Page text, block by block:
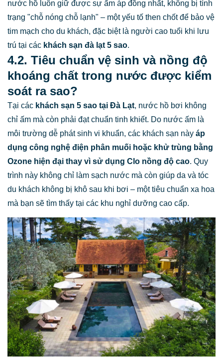
nước hồ luôn giữ được sự ấm áp đồng nhất, không bị tình
trạng "chỗ nóng chỗ lạnh" – một yếu tố then chốt để bảo vệ
tim mạch cho du khách, đặc biệt là người cao tuổi khi lưu
trú tại các khách sạn đà lạt 5 sao.
4.2. Tiêu chuẩn vệ sinh và nồng độ
khoáng chất trong nước được kiểm
soát ra sao?
Tại các khách sạn 5 sao tại Đà Lạt, nước hồ bơi không
chỉ ấm mà còn phải đạt chuẩn tinh khiết. Do nước ấm là
môi trường dễ phát sinh vi khuẩn, các khách sạn này áp
dụng công nghệ điện phân muối hoặc khử trùng bằng
Ozone hiện đại thay vì sử dụng Clo nồng độ cao. Quy
trình này không chỉ làm sạch nước mà còn giúp da và tóc
du khách không bị khô sau khi bơi – một tiêu chuẩn xa hoa
mà bạn sẽ tìm thấy tại các khu nghỉ dưỡng cao cấp.